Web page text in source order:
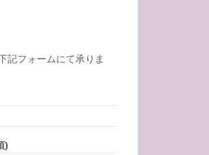
記フォームにて承りま
)